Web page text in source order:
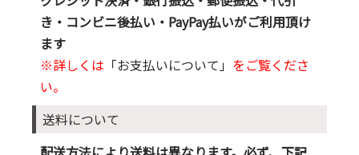
き・コンビニ後払い・PayPay払いがご利用頂け
ます
※詳しくは 「お支払いについて」 をご覧くださ
い。
送料について